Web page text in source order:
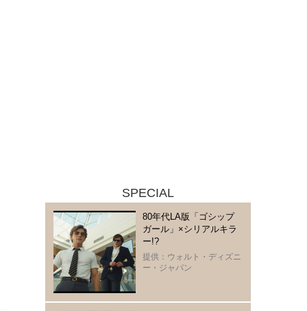
SPECIAL
80年代LA版「ゴシップ
ガール」×シリアルキラ
ー!?
提供：ウォルト・ディズニ
ー・ジャパン